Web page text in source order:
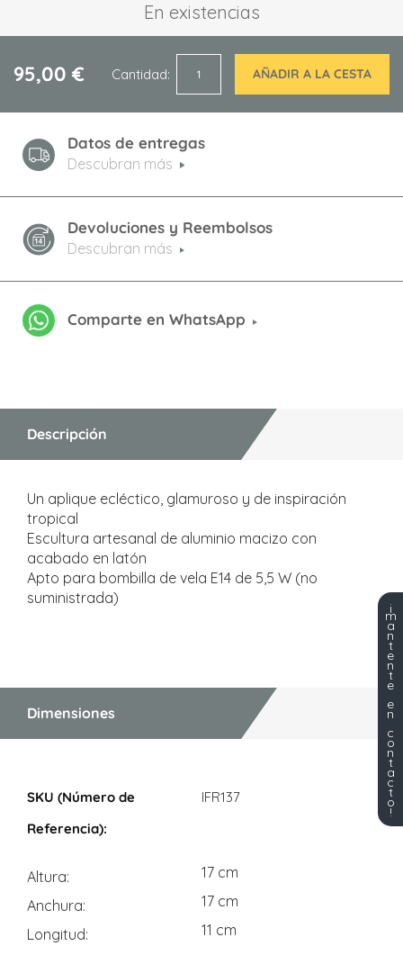
En existencias
95,00 € Cantidad AÑADIR A LA CESTA
Datos de entregas
Descubran más
Devoluciones y Reembolsos
Descubran más
Comparte en WhatsApp
imágenes
Descripción
Un aplique ecléctico, glamuroso y de inspiración
tropical
Escultura artesanal de aluminio macizo con
acabado en latón
Apto para bombilla de vela E14 de 5,5 W (no
suministrada)
Dimensiones
IFR137
Altura
17 cm
Anchura
17 cm
Longitud
11 cm
¡
m
a
n
t
e
n
t
e
e
n
c
o
n
t
a
c
t
o
!